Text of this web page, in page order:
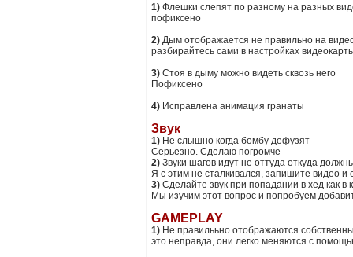
1) Флешки слепят по разному на разных
пофиксено
2) Дым отображается не правильно на
разбирайтесь сами в настройках
3) Стоя в дыму можно видеть сквозь него
Пофиксено
4) Исправлена анимация гранаты
Звук
1) Не слышно когда бомбу дефузят
Серьезно. Сделаю погромче
2) Звуки шагов идут не оттуда откуда
Я с этим не сталкивался, запишите видео и
3) Сделайте звук при попадании в хед как в
Мы изучим этот вопрос и попробуем
GAMEPLAY
1) Не правилььно отображаются
это неправда, они легко меняются с